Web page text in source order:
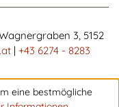
3, 5152
| +43 6274 - 8283
eine bestmögliche